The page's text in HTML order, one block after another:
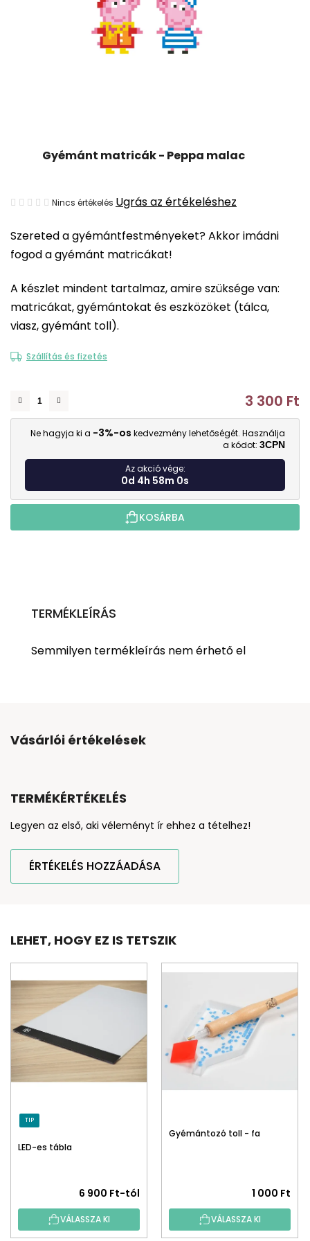
Szereted a gyémántfestményeket? Akkor imádni
fogod a gyémánt matricákat!
A készlet mindent tartalmaz, amire szüksége van:
matricákat, gyémántokat és eszközöket (tálca,
viasz, gyémánt toll).
Szállítás és fizetés
3 300 Ft
Ne hagyja ki a -3%-os kedvezmény lehetőségét. Használja
a kódot: 3CPN
Az akció vége:
0d 4h 57m 59s
KOSÁRBA
Gyémánt matricák - Peppa malac
A
átlagos
értékelése
ből
0,0
csillag.
Nincs értékelés Ugrás az értékeléshez
TERMÉKLEÍRÁS
Semmilyen termékleírás nem érhető el
Vásárlói értékelések
TERMÉKÉRTÉKELÉS
Legyen az első, aki véleményt ír ehhez a tételhez!
ÉRTÉKELÉS HOZZÁADÁSA
LEHET, HOGY EZ IS TETSZIK
TIP
LED-es tábla
6 900 Ft-tól
VÁLASSZA KI
Gyémántozó toll - fa
1 000 Ft
VÁLASSZA KI